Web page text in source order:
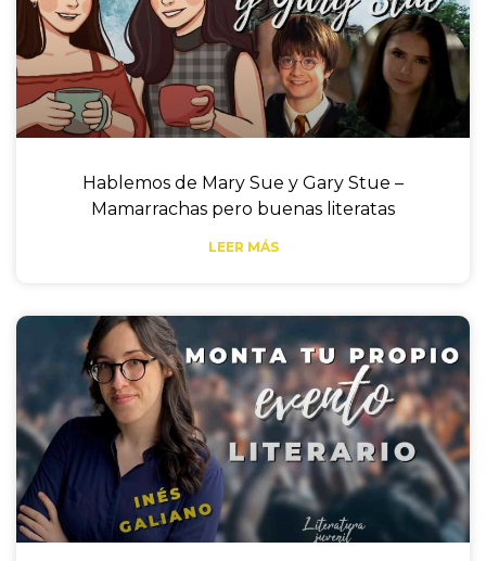
Hablemos de Mary Sue y Gary Stue –
Mamarrachas pero buenas literatas
LEER MÁS